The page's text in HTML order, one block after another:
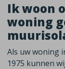
Ik woon
woning
Als uw woning
1975 kunnen